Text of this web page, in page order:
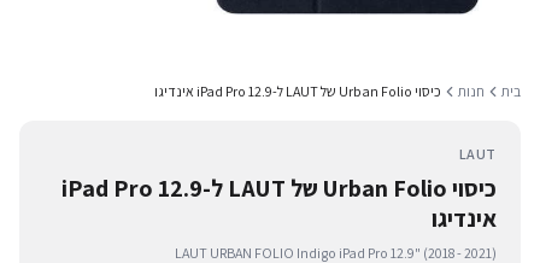
בית חנות כיסוי Urban Folio של LAUT ל-iPad Pro 12.9 אינדיגו
LAUT
כיסוי Urban Folio של LAUT ל-iPad Pro 12.9
אינדיגו
LAUT URBAN FOLIO Indigo iPad Pro 12.9" (2018 - 2021)